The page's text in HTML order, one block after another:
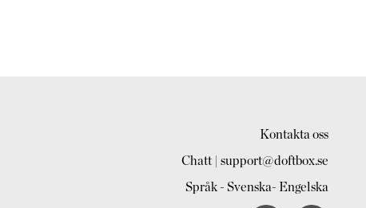
Kontakta oss
Chatt | support@doftbox.se
Språk - Svenska- Engelska